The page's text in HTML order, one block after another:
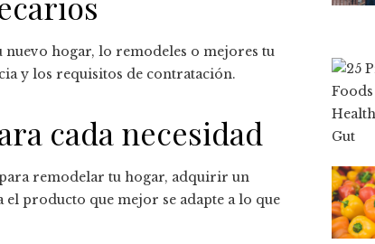
nuevo hogar, lo remodeles o mejores tu
y los requisitos de contratación.
cada necesidad
remodelar tu hogar, adquirir un
producto que mejor se adapte a lo que